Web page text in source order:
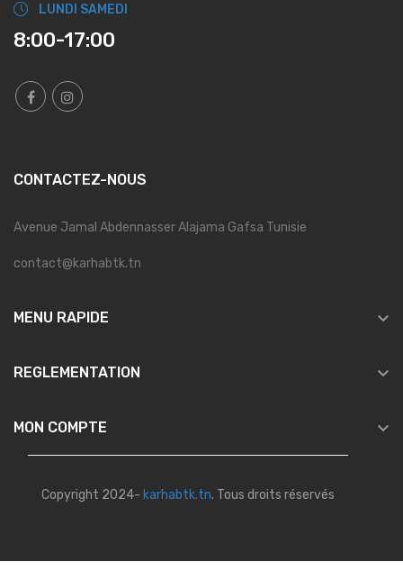
LUNDI SAMEDI
8:00-17:00
CONTACTEZ-NOUS
Avenue Jamal Abdennasser Alajama Gafsa Tunisie
contact@karhabtk.tn
MENU RAPIDE 
REGLEMENTATION 
MON COMPTE 
Copyright 2024- karhabtk.tn. Tous droits réservés